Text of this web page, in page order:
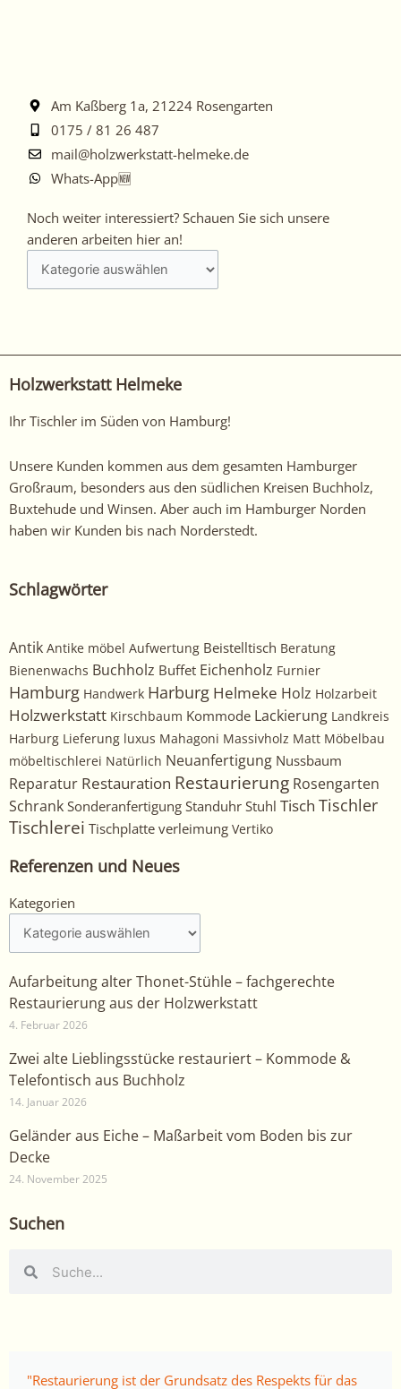
Am Kaßberg 1a, 21224 Rosengarten
0175 / 81 26 487
mail@holzwerkstatt-helmeke.de
Whats-App🆕
Noch weiter interessiert? Schauen Sie sich unsere
anderen arbeiten hier an!
Noch
weiter
Schauen
arbeiten
an!
Holzwerkstatt Helmeke
Ihr Tischler im Süden von Hamburg!
Unsere Kunden kommen aus dem gesamten Hamburger
Großraum, besonders aus den südlichen Kreisen Buchholz,
Buxtehude und Winsen. Aber auch im Hamburger Norden
haben wir Kunden bis nach Norderstedt.
Schlagwörter
Antik Antike möbel Aufwertung Beistelltisch Beratung
Bienenwachs Buchholz Buffet Eichenholz Furnier
Hamburg Handwerk Harburg Helmeke Holz Holzarbeit
Holzwerkstatt Kirschbaum Kommode Lackierung Landkreis
Harburg Lieferung luxus Mahagoni Massivholz Matt Möbelbau
möbeltischlerei Natürlich Neuanfertigung Nussbaum
Reparatur Restauration Restaurierung Rosengarten
Schrank Sonderanfertigung Standuhr Stuhl Tisch Tischler
Tischlerei Tischplatte verleimung Vertiko
Referenzen und Neues
Kategorien
Kategorien
Aufarbeitung alter Thonet-Stühle – fachgerechte
Restaurierung aus der Holzwerkstatt
4. Februar 2026
Zwei alte Lieblingsstücke restauriert – Kommode &
Telefontisch aus Buchholz
14. Januar 2026
Geländer aus Eiche – Maßarbeit vom Boden bis zur
Decke
24. November 2025
Suchen
"Restaurierung ist der Grundsatz des Respekts für das